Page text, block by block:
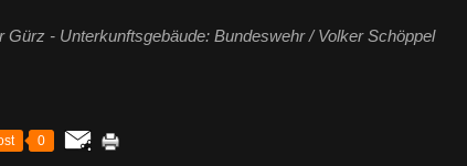
Gürz - Unterkunftsgebäude: Bundeswehr / Volker Schöppel
0